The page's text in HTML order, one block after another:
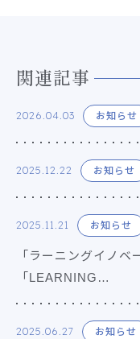
関連記事
2026.04.03 お知らせ
2025.12.22 お知らせ
2025.11.21 お知らせ
「ラーニングイノ
「LEARNING…
2025.06.27 お知らせ